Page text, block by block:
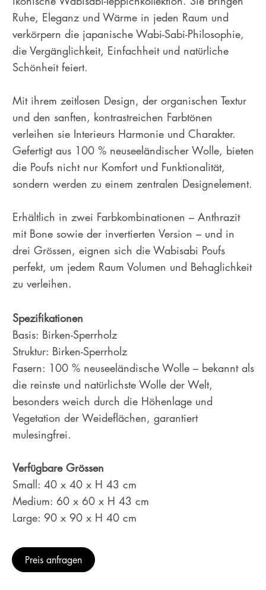
Ruhe, Eleganz und Wärme in jeden Raum und
verkörpern die japanische Wabi-Sabi-Philosophie,
die Vergänglichkeit, Einfachheit und natürliche
Schönheit feiert.
Mit ihrem zeitlosen Design, der organischen Textur
und den sanften, kontrastreichen Farbtönen
verleihen sie Interieurs Harmonie und Charakter.
Gefertigt aus 100 % neuseeländischer Wolle, bieten
die Poufs nicht nur Komfort und Funktionalität,
sondern werden zu einem zentralen Designelement.
Erhältlich in zwei Farbkombinationen – Anthrazit
mit Bone sowie der invertierten Version – und in
drei Grössen, eignen sich die Wabisabi Poufs
perfekt, um jedem Raum Volumen und Behaglichkeit
zu verleihen.
Spezifikationen
Basis: Birken-Sperrholz
Struktur: Birken-Sperrholz
Fasern: 100 % neuseeländische Wolle – bekannt als
die reinste und natürlichste Wolle der Welt,
besonders weich durch die Höhenlage und
Vegetation der Weideflächen, garantiert
mulesingfrei.
Verfügbare Grössen
Small: 40 x 40 x H 43 cm
Medium: 60 x 60 x H 43 cm
Large: 90 x 90 x H 40 cm
Preis anfragen